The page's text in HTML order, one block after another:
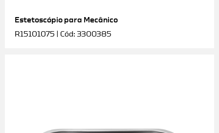
Estetoscópio para Mecânico
R15101075 | Cód: 3300385